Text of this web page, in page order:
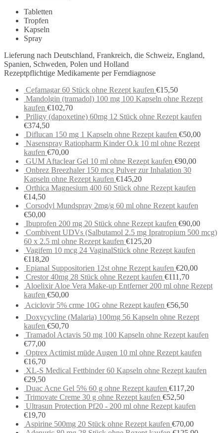
Tabletten
Tropfen
Kapseln
Spray
Lieferung nach Deutschland, Frankreich, die Schweiz, England,
Spanien, Schweden, Polen und Holland
Rezeptpflichtige Medikamente per Ferndiagnose
Cefamagar 60 Stück ohne Rezept kaufen €15,50
Mandolgin (tramadol) 100 mg 100 Kapseln ohne Rezept
kaufen €102,70
Priligy (dapoxetine) 60mg 12 Stück ohne Rezept kaufen
€374,50
Diflucan 150 mg 1 Kapseln ohne Rezept kaufen €50,00
Nasenspray Ratiopharm Kinder O.k 10 ml ohne Rezept
kaufen €70,00
GUM Aftaclear Gel 10 ml ohne Rezept kaufen €90,00
Onbrez Breezhaler 150 mcg Pulver zur Inhalation 30
Kapseln ohne Rezept kaufen €145,20
Orthica Magnesium 400 60 Stück ohne Rezept kaufen
€14,50
Corsodyl Mundspray 2mg/g 60 ml ohne Rezept kaufen
€50,00
Ibuprofen 200 mg 20 Stück ohne Rezept kaufen €90,00
Combivent UDVs (Salbutamol 2.5 mg Ipratropium 500 mcg)
60 x 2.5 ml ohne Rezept kaufen €125,20
Vagifem 10 mcg 24 VaginalStück ohne Rezept kaufen
€118,20
Epianal Suppositorien 12st ohne Rezept kaufen €20,00
Crestor 40mg 28 Stück ohne Rezept kaufen €111,70
Aloelixir Aloe Vera Make-up Entferner 200 ml ohne Rezept
kaufen €50,00
Aciclovir 5% crme 10G ohne Rezept kaufen €56,50
Doxycycline (Malaria) 100mg 56 Kapseln ohne Rezept
kaufen €50,70
Tramadol Actavis 50 mg 100 Kapseln ohne Rezept kaufen
€77,00
Optrex Actimist müde Augen 10 ml ohne Rezept kaufen
€16,70
XL-S Medical Fettbinder 60 Kapseln ohne Rezept kaufen
€29,50
Duac Acne Gel 5% 60 g ohne Rezept kaufen €117,20
Trimovate Creme 30 g ohne Rezept kaufen €52,50
Ultrasun Protection Pf20 - 200 ml ohne Rezept kaufen
€19,70
Aspirine 500mg 20 Stück ohne Rezept kaufen €70,00